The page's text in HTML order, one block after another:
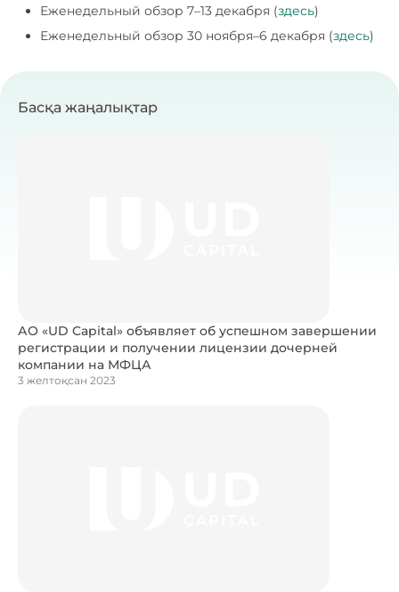
Еженедельный обзор 7–13 декабря (здесь)
Еженедельный обзор 30 ноября–6 декабря (здесь)
Басқа жаңалықтар
АО «UD Capital» объявляет об успешном завершении
регистрации и получении лицензии дочерней
компании на МФЦА
3 желтоқсан 2023